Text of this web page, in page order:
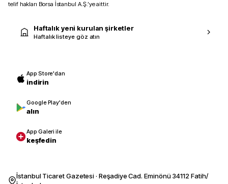
telif hakları Borsa İstanbul A.Ş.’ye aittir.
Haftalık yeni kurulan şirketler
Haftalık listeye göz atın
App Store'dan
indirin
Google Play'den
alın
App Galeri ile
keşfedin
İstanbul Ticaret Gazetesi · Reşadiye Cad. Eminönü 34112 Fatih/